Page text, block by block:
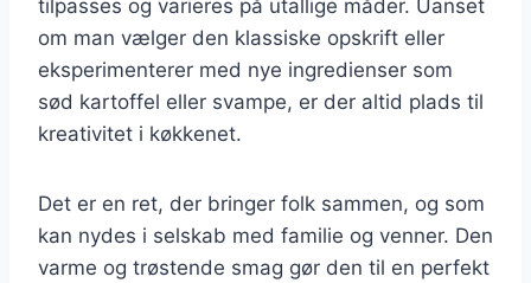
tilpasses og varieres på utallige måder. Uanset
om man vælger den klassiske opskrift eller
eksperimenterer med nye ingredienser som
sød kartoffel eller svampe, er der altid plads til
kreativitet i køkkenet.
Det er en ret, der bringer folk sammen, og som
kan nydes i selskab med familie og venner. Den
varme og trøstende smag gør den til en perfekt